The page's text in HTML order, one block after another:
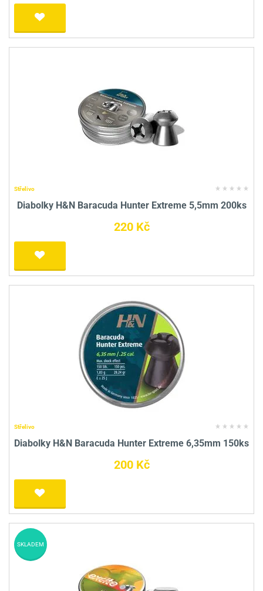
Střelivo
Diabolky H&N Baracuda Hunter Extreme 5,5mm 200ks
220 Kč
Střelivo
Diabolky H&N Baracuda Hunter Extreme 6,35mm 150ks
200 Kč
SKLADEM